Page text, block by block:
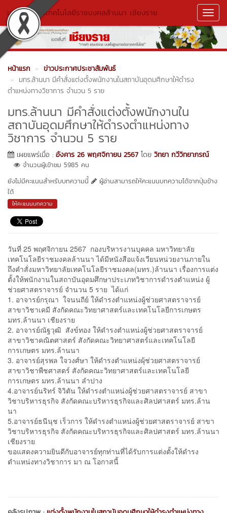
มหาวิทยาลัยเทคโนโลยีราชมงคลล้านนา เชียงราย
หน้าแรก
ข่าวประกาศประชาสัมพันธ์
มทร.ล้านนา มีคำสั่งแต่งตั้งพนักงานในสถาบันอุดมศึกษาให้ดำรง
ตำแหน่งทางวิชาการ จำนวน 5 ราย
มทร.ล้านนา มีคำสั่งแต่งตั้งพนักงานใน
สถาบันอุดมศึกษาให้ดำรงตำแหน่งทาง
วิชาการ จำนวน 5 ราย
เผยแพร่เมื่อ : อังคาร 26 พฤศจิกายน 2567 โดย วิทยา กวีวิทยาภรณ์
จำนวนผู้เข้าชม 5985 คน
ยังไม่มีคะแนนสำหรับบทความนี้
ผู้อ่านสามารถให้คะแนนบทความได้จากปุ่มข้าง
ใต้
ให้คะแนนบทความ
วันที่ 25 พฤศจิกายน 2567 กองบริหารงานบุคคล มหาวิทยาลัย
เทคโนโลยีราชมงคลล้านนา ได้มีหนังสือแจ้งเวียนหน่วยงานภายใน
ถึงคำสั่งมหาวิทยาลัยเทคโนโลยีราชมงคล(มทร.)ล้านนา เรื่องการแต่ง
ตั้งให้พนักงานในสถาบันอุดมศึกษาประเภทวิชาการดำรงตำแหน่ง ผู้
ช่วยศาสตราจารย์ จำนวน 5 ราย ได้แก่
1. อาจารย์กรุณา ใจนนถีย์ ให้ดำรงตำแหน่งผู้ช่วยศาสตราจารย์
สาขาวิชาเคมี สังกัดคณะวิทยาศาสตร์และเทคโนโลยีการเกษตร
มทร.ล้านนา เชียงราย
2. อาจารย์ณัฐวุฒิ สังข์ทอง ให้ดำรงตำแหน่งผู้ช่วยศาสตราจารย์
สาขาวิชาคณิตศาสตร์ สังกัดคณะวิทยาศาสตร์และเทคโนโลยี
การเกษตร มทร.ล้านนา
3. อาจารย์สุรพล ใจวงศ์ษา ให้ดำรงตำแหน่งผุ้ช่วยศาสตราจารย์
สาขาวิชาพืชศาสตร์ สังกัดคณะวิทยาศาสตร์และเทคโนโลยี
การเกษตร มทร.ล้านนา ลำปาง
4.อาจารย์นริทร์ จิวิตัน ให้ดำรงตำแหน่งผู้ช่วยศาสตราจารย์ สาขา
วิชาบริหารธุรกิจ สังกัดคณะบริหารธุรกิจและศิลปศาสตร์ มทร.ล้าน
นา
5.อาจารย์ธนีนุช เร็วการ ให้ดำรงตำแหน่งผู้ช่วยศาสตราจารย์ สาขา
วิชาบริหารธุรกิจ สังกัดคณะบริหารธุรกิจและศิลปศาสตร์ มทร.ล้านนา
เชียงราย
ขอแสดงความยินดีกับอาจารย์ทุกท่านที่ได้รับการแต่งตั้งให้ดำรง
ตำแหน่งทางวิชาการ มา ณ โอกาสนี้